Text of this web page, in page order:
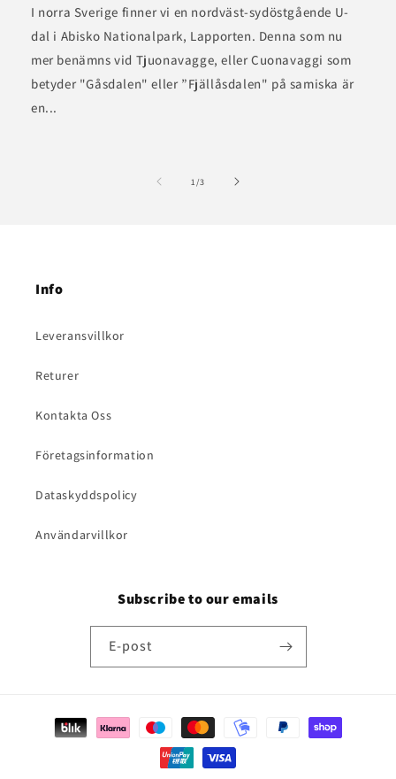
I norra Sverige finner vi en nordväst-sydöstgående U-
dal i Abisko Nationalpark, Lapporten. Denna som nu
mer benämns vid Tjuonavagge, eller Cuonavaggi som
betyder "Gåsdalen" eller ”Fjällåsdalen" på samiska är
en...
1/av
3
Info
Leveransvillkor
Returer
Kontakta Oss
Företagsinformation
Dataskyddspolicy
Användarvillkor
Subscribe to our emails
E-post
Betalningsmetoder